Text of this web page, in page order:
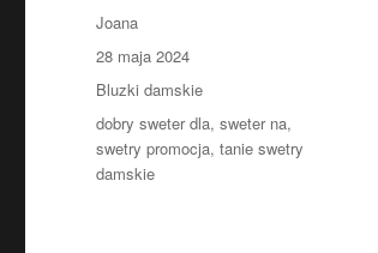
Autor
Joana
Opublikowano
28 maja 2024
Kategorie
Bluzki damskie
Tagi
dobry sweter dla,sweter na,
swetry promocja,tanie swetry
damskie